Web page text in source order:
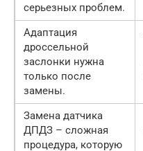
серьезных проблем.
Адаптация
дроссельной
заслонки нужна
только после
замены.
Замена датчика
ДПДЗ – сложная
процедура, которую